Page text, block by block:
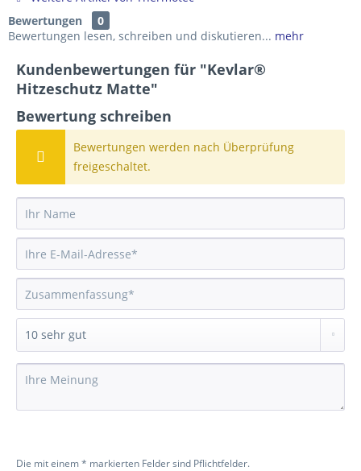
Bewertungen
0
Bewertungen lesen, schreiben und diskutieren... mehr
Kundenbewertungen für "Kevlar®
Hitzeschutz Matte"
Bewertung schreiben
Bewertungen werden nach Überprüfung
freigeschaltet.
Die mit einem * markierten Felder sind Pflichtfelder.